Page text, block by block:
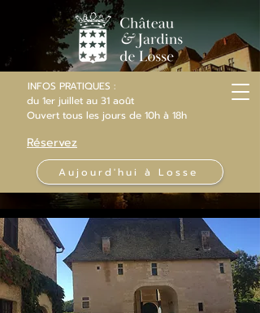
INFOS PRATIQUES :
du 1er juillet au 31 août
Ouvert tous les jours de 10h à 18h
Réservez
Aujourd'hui à Losse